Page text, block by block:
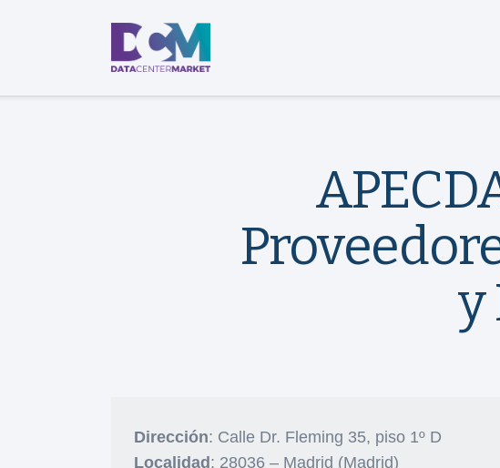
y
Dirección: Calle Dr. Fleming 35, piso 1º D
Localidad: 28036 – Madrid (Madrid)